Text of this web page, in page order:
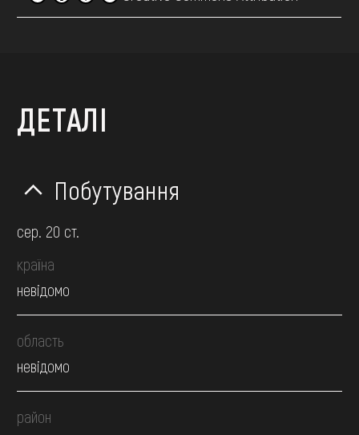
ДЕТАЛІ
Побутування
сер. 20 ст.
країна
невідомо
область
невідомо
район